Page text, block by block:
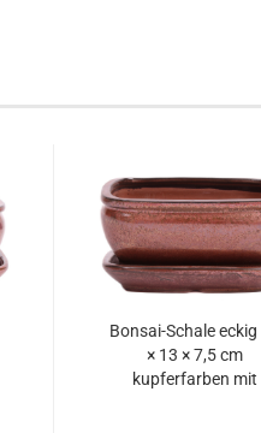
Bonsai-Schale eckig
× 13 × 7,5 cm
kupferfarben mit